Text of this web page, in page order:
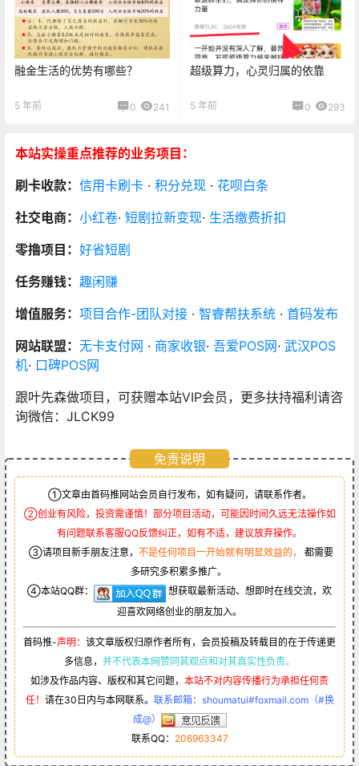
融金生活的优势有哪些？
5 年前 0 241
超级算力，心灵归属的依靠
5 年前 0 293
本站实操重点推荐的业务项目：
刷卡收款： 信用卡刷卡 · 积分兑现 · 花呗白条
社交电商： 小红卷· 短剧拉新变现· 生活缴费折扣
零撸项目： 好省短剧
任务赚钱： 趣闲赚
增值服务： 项目合作-团队对接 · 智睿帮扶系统 · 首码发布
网站联盟： 无卡支付网 · 商家收银· 吾爱POS网· 武汉POS
机· 口碑POS网
跟叶先森做项目，可获赠本站VIP会员，更多扶持福利请咨
询微信：JLCK99
免责说明
①文章由首码推网站会员自行发布，如有疑问，请联系作者。
②创业有风险，投资需谨慎！部分项目活动，可能因时间久远无法操作如
有问题联系客服QQ反馈纠正，如有不适，建议放弃操作。
③请项目新手朋友注意， 不是任何项目一开始就有明显效益的，
都需要
多研究多积累多推广。
④本站QQ群：
想获取最新活动、想即时在线交流，欢
迎喜欢网络创业的朋友加入。
首码推-声明： 该文章版权归原作者所有，会员投稿及转载目的在于传递更
多信息， 并不代表本网赞同其观点和对其真实性负责。
如涉及作品内容、版权和其它问题， 本站不对内容传播行为承担任何责
任！ 请在30日内与本网联系。 联系邮箱：shoumatui#foxmail.com（#换
成@）
联系QQ： 206963347